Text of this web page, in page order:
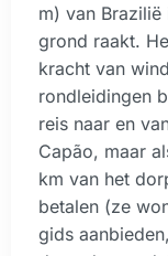
m) van
grond raakt.
kracht van
rondleidingen
reis naar en
Capão, maar
km van het
betalen (ze
gids